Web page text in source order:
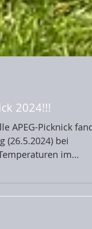
2024!!!
APEG-Picknick fand
(26.5.2024) bei
la Tête d’Or statt.